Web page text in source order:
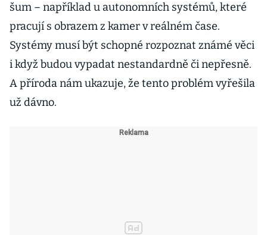
šum – například u autonomních systémů, které
pracují s obrazem z kamer v reálném čase.
Systémy musí být schopné rozpoznat známé věci
i když budou vypadat nestandardně či nepřesně.
A příroda nám ukazuje, že tento problém vyřešila
už dávno.